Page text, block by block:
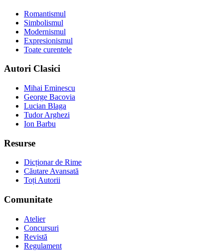
Romantismul
Simbolismul
Modernismul
Expresionismul
Toate curentele
Autori Clasici
Mihai Eminescu
George Bacovia
Lucian Blaga
Tudor Arghezi
Ion Barbu
Resurse
Dicționar de Rime
Căutare Avansată
Toți Autorii
Comunitate
Atelier
Concursuri
Revistă
Regulament